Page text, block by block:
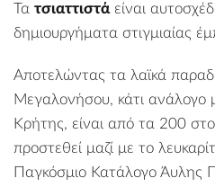
Τα τσιαττιστάείναι
δημιουργήματα στιγμιαίας
Αποτελώντας τα λαϊκά
Μεγαλονήσου, κάτι ανάλογο
Κρήτης, είναι από τα 200
προστεθεί μαζί με το
Παγκόσμιο Κατάλογο Άυλης